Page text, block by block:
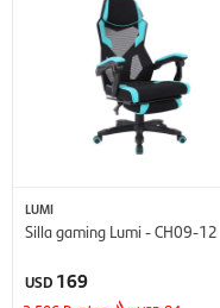
LUMI
Silla gaming Lumi - CH09-12
USD 169